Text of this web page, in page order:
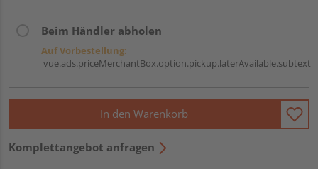
Beim Händler abholen
Auf Vorbestellung:
vue.ads.priceMerchantBox.option.pickup.laterAvailable.subtext
In den Warenkorb
Komplettangebot anfragen